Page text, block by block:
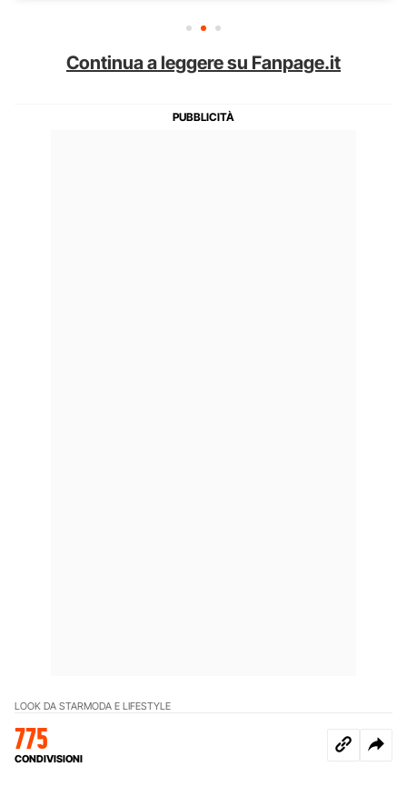
Continua a leggere su Fanpage.it
LOOK DA STARMODA E LIFESTYLE
775
CONDIVISIONI